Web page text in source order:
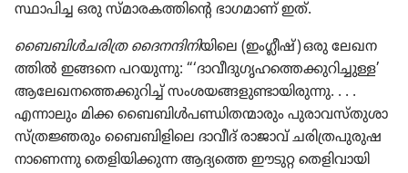
സ്ഥാപിച്ച ഒരു സ്‌മാ​ര​ക​ത്തി​ന്റെ ഭാഗമാണ്‌ ഇത്‌.
ബൈബിൾച​രി​ത്ര ദൈന​ന്ദി​നി​യി​ലെ (ഇംഗ്ലീഷ്‌) ഒരു ലേഖന​
ത്തിൽ ഇങ്ങനെ പറയുന്നു: “‘ദാവീ​ദു​ഗൃ​ഹ​ത്തെ​ക്കു​റി​ച്ചുള്ള’
ആലേഖ​ന​ത്തെ​ക്കു​റിച്ച്‌ സംശയ​ങ്ങ​ളു​ണ്ടാ​യി​രു​ന്നു. . . .
എന്നാലും മിക്ക ബൈബിൾപ​ണ്ഡി​ത​ന്മാ​രും പുരാ​വ​സ്‌തു​ശാ​
സ്‌ത്ര​ജ്ഞ​രും ബൈബി​ളി​ലെ ദാവീദ്‌ രാജാവ്‌ ചരി​ത്ര​പു​രു​ഷ​
നാ​ണെന്നു തെളി​യി​ക്കുന്ന ആദ്യത്തെ ഈടുറ്റ തെളി​വാ​യി